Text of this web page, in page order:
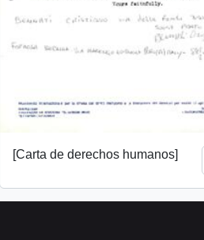
[Carta de derechos humanos]